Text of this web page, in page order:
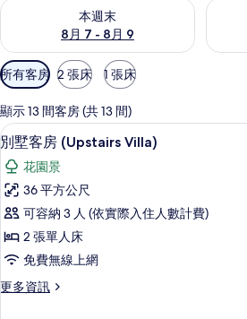
本週末
8月 7 - 8月 9
查看本週末 (8月 7 - 8月 9) 的供應情況
查看
可
用
的
客
房
篩
選
條
所有客房 2 張床 1 張床
顯示 13 間客房 (共 13 間)
顯
示
別
墅
客
房
(Upstairs
Villa)
21
別墅客房 (Upstairs Villa)
花園景
36 平方公尺
可容納 3 人 (依實際入住人數計費)
2 張單人床
免費無線上網
更多資訊
更